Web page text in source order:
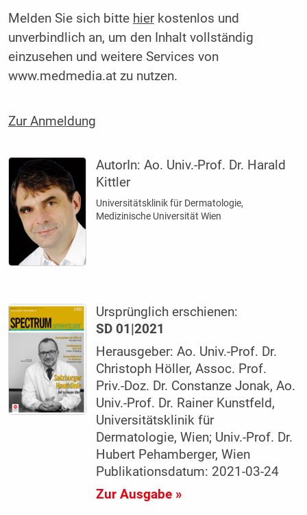
Melden Sie sich bitte hierkostenlos und
unverbindlich an, um den Inhalt vollständig
einzusehen und weitere Services von
www.medmedia.at zu nutzen.
Zur Anmeldung
AutorIn:Ao. Univ.-Prof. Dr. Harald
Kittler
Universitätsklinik für Dermatologie,
Medizinische Universität Wien
Ursprünglich erschienen:
SD 01|2021
Herausgeber: Ao. Univ.-Prof. Dr.
Christoph Höller, Assoc. Prof.
Priv.-Doz. Dr. Constanze Jonak, Ao.
Univ.-Prof. Dr. Rainer Kunstfeld,
Universitätsklinik für
Dermatologie, Wien; Univ.-Prof. Dr.
Hubert Pehamberger, Wien
Publikationsdatum: 2021-03-24
Zur Ausgabe »